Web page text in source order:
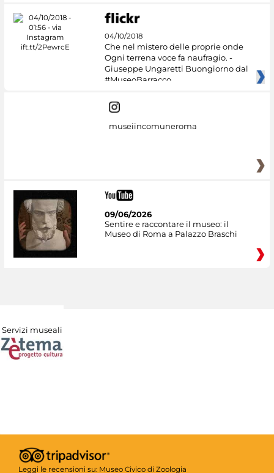
04/10/2018
Che nel mistero delle proprie onde
Ogni terrena voce fa naufragio. -
Giuseppe Ungaretti Buongiorno dal
#MuseoBarracco
museiincomuneroma
09/06/2026
Sentire e raccontare il museo: il
Museo di Roma a Palazzo Braschi
Servizi museali
Leggi le recensioni su: Museo Civico di Zoologia